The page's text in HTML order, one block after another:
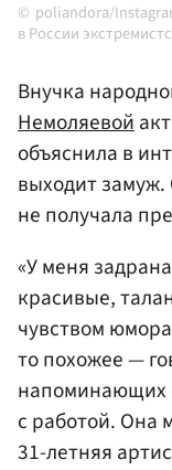
poliandora/
в России
Внучка
Немоляевой
объяснила в
выходит
не получала
«У меня
красивые,
чувством
то похожее —
напоминающих
с работой. Она
31-летняя